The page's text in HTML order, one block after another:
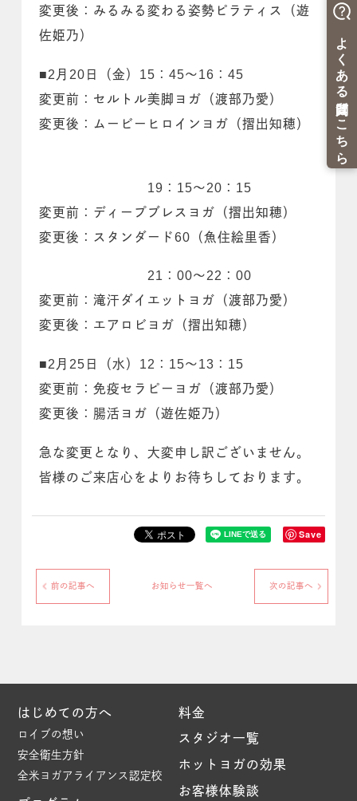
変更後：みるみる変わる姿勢ピラティス（遊
佐姫乃）
■2月20日（金）15：45～16：45
変更前：セルトル美脚ヨガ（渡部乃愛）
変更後：ムービーヒロインヨガ（摺出知穂）
19：15～20：15
変更前：ディープブレスヨガ（摺出知穂）
変更後：スタンダード60（魚住絵里香）
21：00～22：00
変更前：滝汗ダイエットヨガ（渡部乃愛）
変更後：エアロビヨガ（摺出知穂）
■2月25日（水）12：15～13：15
変更前：免疫セラピーヨガ（渡部乃愛）
変更後：腸活ヨガ（遊佐姫乃）
急な変更となり、大変申し訳ございません。
皆様のご来店心をよりお待ちしております。
Save
前の記事へ お知らせ一覧へ 次の記事へ
はじめての方へ
ロイブの想い
安全衛生方針
全米ヨガアライアンス認定校
料金
スタジオ一覧
ホットヨガの効果
お客様体験談